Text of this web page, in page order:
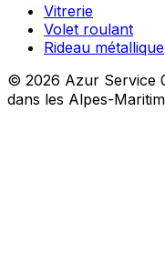
Vitrerie
Volet roulant
Rideau métallique
© 2026 Azur Service
dans les Alpes-